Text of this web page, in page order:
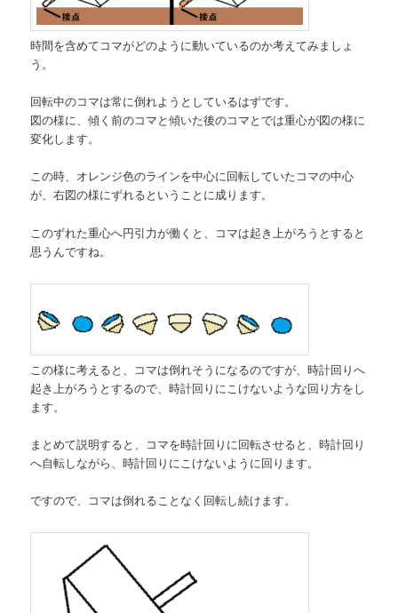
時間を含めてコマがどのように動いているのか考えてみましょ
う。
回転中のコマは常に倒れようとしているはずです。
図の様に、傾く前のコマと傾いた後のコマとでは重心が図の様に
変化します。
この時、オレンジ色のラインを中心に回転していたコマの中心
が、右図の様にずれるということに成ります。
このずれた重心へ円引力が働くと、コマは起き上がろうとすると
思うんですね。
この様に考えると、コマは倒れそうになるのですが、時計回りへ
起き上がろうとするので、時計回りにこけないような回り方をし
ます。
まとめて説明すると、コマを時計回りに回転させると、時計回り
へ自転しながら、時計回りにこけないように回ります。
ですので、コマは倒れることなく回転し続けます。